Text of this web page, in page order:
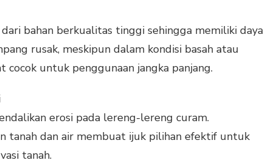
bahan berkualitas tinggi sehingga memiliki daya
rusak, meskipun dalam kondisi basah atau
cocok untuk penggunaan jangka panjang.
erosi pada lereng-lereng curam.
tanah dan air membuat ijuk pilihan efektif untuk
tanah.